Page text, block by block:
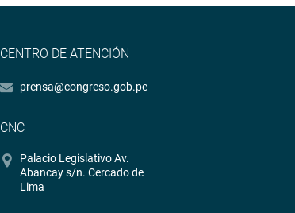
CENTRO DE ATENCIÓN
prensa@congreso.gob.pe
CNC
Palacio Legislativo Av.
Abancay s/n. Cercado de
Lima